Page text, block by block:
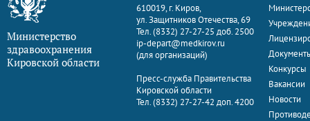
Министерство
здравоохранения
Кировской области
610019, г. Киров,
ул. Защитников Отечества, 69
Тел. (8332) 27-27-25 доб. 2500
ip-depart@medkirov.ru
(для организаций)
Пресс-служба Правительства
Кировской области
Тел. (8332) 27-27-42 доп. 4200
Конкурсы
Вакансии
Новости